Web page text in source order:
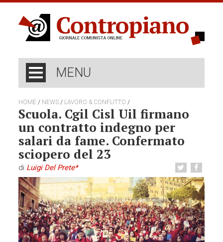
MENU
HOME / NEWS / LAVORO & CONFLITTO /
Scuola. Cgil Cisl Uil firmano
un contratto indegno per
salari da fame. Confermato
sciopero del 23
di Luigi Del Prete*